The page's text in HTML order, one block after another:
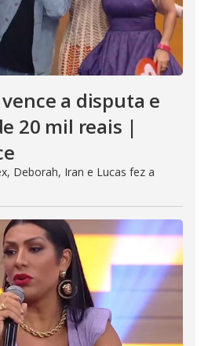
a disputa e
20 mil reais |
Deborah, Iran e Lucas fez a